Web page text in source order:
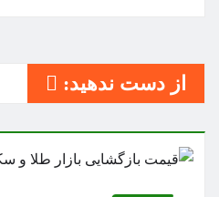
از دست ندهید: